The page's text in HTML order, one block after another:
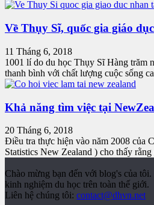
Về Thụy Sĩ, quốc gia giáo
11 Tháng 6, 2018
1001 lí do du học Thụy Sĩ Hàng trăm
thanh bình với chất lượng cuộc sống
Khả năng tìm việc tại
20 Tháng 6, 2018
Điều tra thực hiện vào năm 2008 của
Statistics New Zealand ) cho thấy
Chào mừng bạn đến với blog's của
kinh nghiệm du học trên toàn thế giới.
Liên hệ chúng tôi: contact@dhvn.net